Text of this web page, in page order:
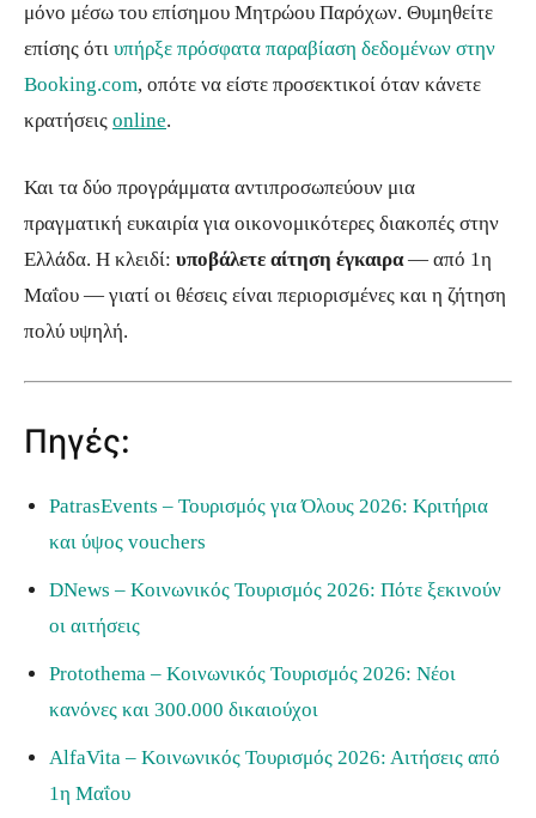
μόνο μέσω του επίσημου Μητρώου Παρόχων. Θυμηθείτε
επίσης ότι υπήρξε πρόσφατα παραβίαση δεδομένων στην
Booking.com, οπότε να είστε προσεκτικοί όταν κάνετε
κρατήσεις online.
Και τα δύο προγράμματα αντιπροσωπεύουν μια
πραγματική ευκαιρία για οικονομικότερες διακοπές στην
Ελλάδα. Η κλειδί: υποβάλετε αίτηση έγκαιρα— από 1η
Μαΐου — γιατί οι θέσεις είναι περιορισμένες και η ζήτηση
πολύ υψηλή.
Πηγές:
PatrasEvents – Τουρισμός για Όλους 2026: Κριτήρια
και ύψος vouchers
DNews – Κοινωνικός Τουρισμός 2026: Πότε ξεκινούν
οι αιτήσεις
Protothema – Κοινωνικός Τουρισμός 2026: Νέοι
κανόνες και 300.000 δικαιούχοι
AlfaVita – Κοινωνικός Τουρισμός 2026: Αιτήσεις από
1η Μαΐου